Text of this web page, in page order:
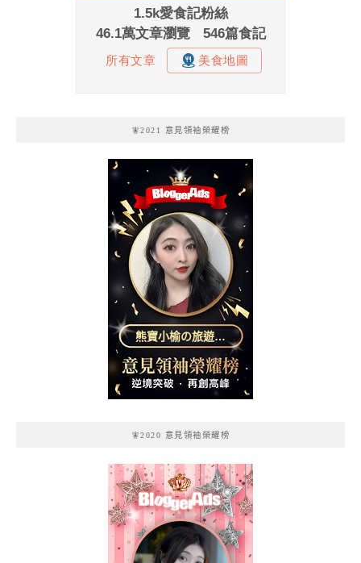
🧚2021 意見領袖榮耀榜
熊寶小榆の旅遊日
記
🧚2020 意見領袖榮耀榜